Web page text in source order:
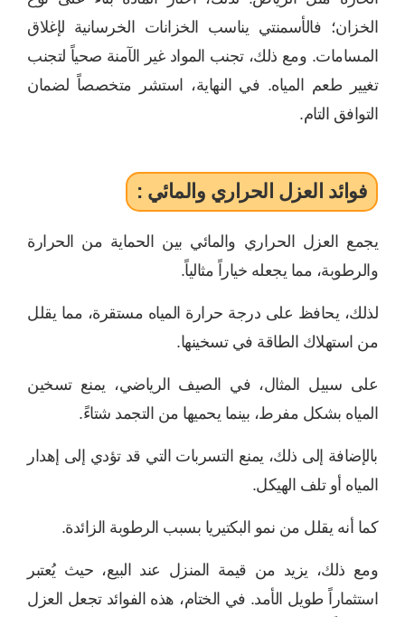
الخزان؛ فالأسمنتي يناسب الخزانات الخرسانية لإغلاق
المسامات. ومع ذلك، تجنب المواد غير الآمنة صحياً لتجنب
تغيير طعم المياه. في النهاية، استشر متخصصاً لضمان
التوافق التام.
فوائد العزل الحراري والمائي :
يجمع العزل الحراري والمائي بين الحماية من الحرارة
والرطوبة، مما يجعله خياراً مثالياً.
لذلك، يحافظ على درجة حرارة المياه مستقرة، مما يقلل
من استهلاك الطاقة في تسخينها.
على سبيل المثال، في الصيف الرياضي، يمنع تسخين
المياه بشكل مفرط، بينما يحميها من التجمد شتاءً.
بالإضافة إلى ذلك، يمنع التسربات التي قد تؤدي إلى إهدار
المياه أو تلف الهيكل.
كما أنه يقلل من نمو البكتيريا بسبب الرطوبة الزائدة.
ومع ذلك، يزيد من قيمة المنزل عند البيع، حيث يُعتبر
استثماراً طويل الأمد. في الختام، هذه الفوائد تجعل العزل